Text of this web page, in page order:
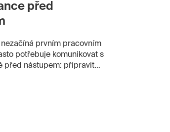
před
prvním pracovním
potřebuje komunikovat s
před nástupem: připravit
předat dokumenty, získat